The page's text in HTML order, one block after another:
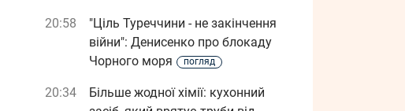
20:58
"Ціль Туреччини - не закінчення
війни": Денисенко про блокаду
Чорного моря
погляд
20:34
Більше жодної хімії: кухонний